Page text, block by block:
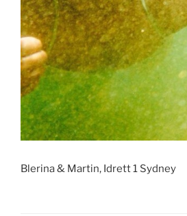
Blerina & Martin, Idrett 1 Sydney